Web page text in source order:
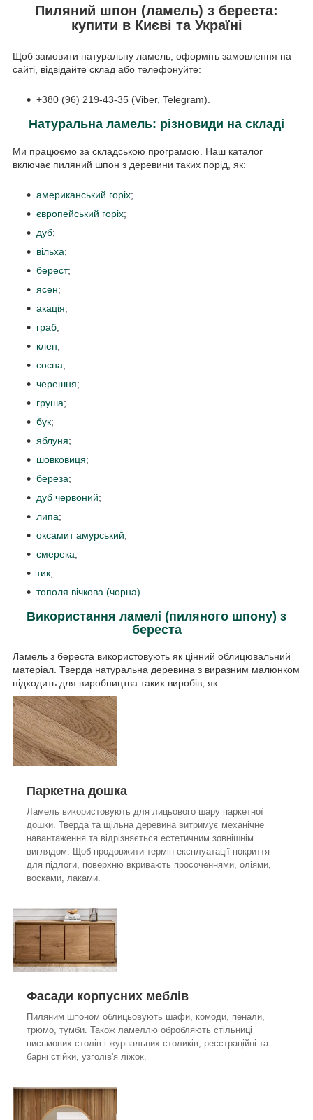
Пиляний шпон (ламель) з береста:
купити в Києві та Україні
Щоб замовити натуральну ламель, оформіть замовлення на
сайті, відвідайте склад або телефонуйте:
+380 (96) 219-43-35 (Viber, Telegram).
Натуральна ламель: різновиди на складі
Ми працюємо за складською програмою. Наш каталог
включає пиляний шпон з деревини таких порід, як:
американський горіх;
європейський горіх;
дуб;
вільха;
берест;
ясен;
акація;
граб;
клен;
сосна;
черешня;
груша;
бук;
яблуня;
шовковиця;
береза;
дуб червоний;
липа;
оксамит амурський;
смерека;
тик;
тополя вічкова (чорна).
Використання ламелі (пиляного шпону) з
береста
Ламель з береста використовують як цінний облицювальний
матеріал. Тверда натуральна деревина з виразним малюнком
підходить для виробництва таких виробів, як:
Паркетна дошка
Ламель використовують для лицьового шару паркетної
дошки. Тверда та щільна деревина витримує механічне
навантаження та відрізняється естетичним зовнішнім
виглядом. Щоб продовжити термін експлуатації покриття
для підлоги, поверхню вкривають просоченнями, оліями,
восками, лаками.
Фасади корпусних меблів
Пиляним шпоном облицьовують шафи, комоди, пенали,
трюмо, тумби. Також ламеллю обробляють стільниці
письмових столів і журнальних столиків, реєстраційні та
барні стійки, узголів'я ліжок.